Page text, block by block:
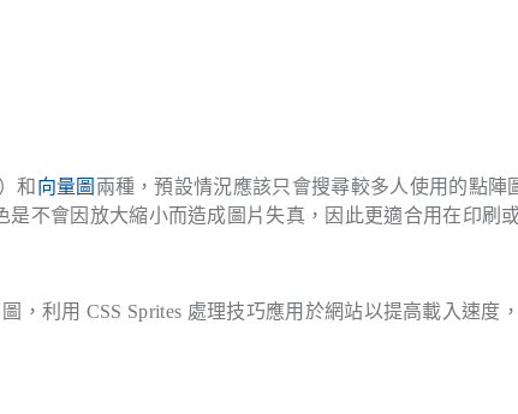
和 向量圖 兩種，預設情況應該只會搜尋較多人使用的點陣
不會因放大縮小而造成圖片失真，因此更適合用在印刷
，利用 CSS Sprites 處理技巧應用於網站以提高載入速度